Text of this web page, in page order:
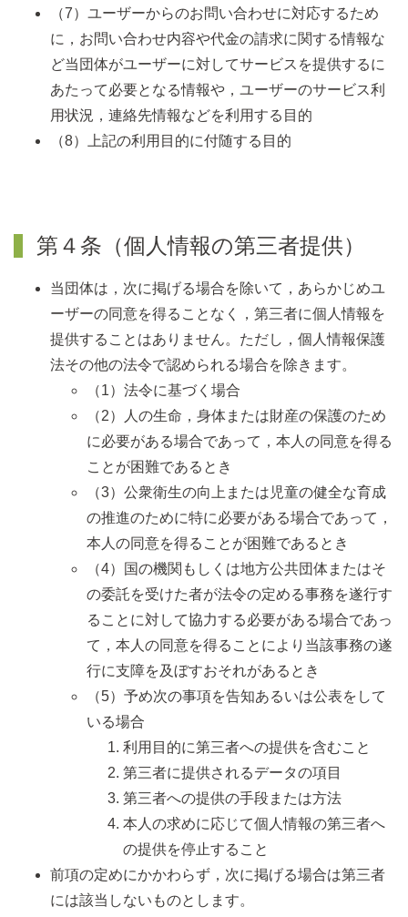
（7）ユーザーからのお問い合わせに対応するため
に，お問い合わせ内容や代金の請求に関する情報な
ど当団体がユーザーに対してサービスを提供するに
あたって必要となる情報や，ユーザーのサービス利
用状況，連絡先情報などを利用する目的
（8）上記の利用目的に付随する目的
第４条（個人情報の第三者提供）
当団体は，次に掲げる場合を除いて，あらかじめユ
ーザーの同意を得ることなく，第三者に個人情報を
提供することはありません。ただし，個人情報保護
法その他の法令で認められる場合を除きます。
（1）法令に基づく場合
（2）人の生命，身体または財産の保護のため
に必要がある場合であって，本人の同意を得る
ことが困難であるとき
（3）公衆衛生の向上または児童の健全な育成
の推進のために特に必要がある場合であって，
本人の同意を得ることが困難であるとき
（4）国の機関もしくは地方公共団体またはそ
の委託を受けた者が法令の定める事務を遂行す
ることに対して協力する必要がある場合であっ
て，本人の同意を得ることにより当該事務の遂
行に支障を及ぼすおそれがあるとき
（5）予め次の事項を告知あるいは公表をして
いる場合
利用目的に第三者への提供を含むこと
第三者に提供されるデータの項目
第三者への提供の手段または方法
本人の求めに応じて個人情報の第三者へ
の提供を停止すること
前項の定めにかかわらず，次に掲げる場合は第三者
には該当しないものとします。